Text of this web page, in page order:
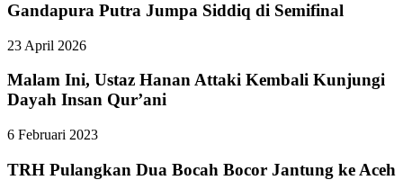
Gandapura Putra Jumpa Siddiq di Semifinal
23 April 2026
Malam Ini, Ustaz Hanan Attaki Kembali Kunjungi
Dayah Insan Qur’ani
6 Februari 2023
TRH Pulangkan Dua Bocah Bocor Jantung ke Aceh